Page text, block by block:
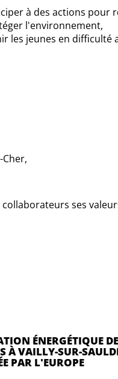
à des actions pour
l'environnement,
les jeunes en difficulté
ses
ÉNERGÉTIQUE
À VAILLY-SUR-
PAR L'EUROPE